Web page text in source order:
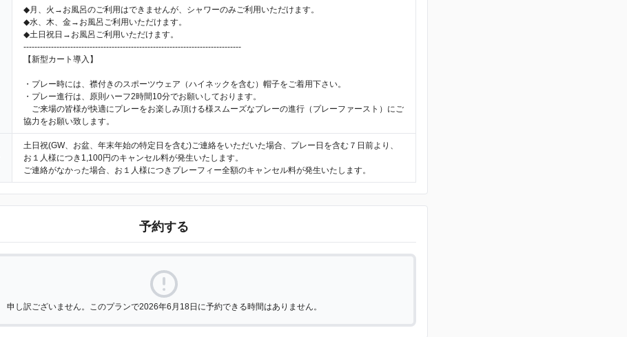
◆月、火→お風呂のご利用はできませんが、シャワーのみご利用いただけます。
◆水、木、金→お風呂ご利用いただけます。
◆土日祝日→お風呂ご利用いただけます。
-------------------------------------------------------------------------------
【新型カート導入】
・プレー時には、襟付きのスポーツウェア（ハイネックを含む）帽子をご着用下さい。
・プレー進行は、原則ハーフ2時間10分でお願いしております。
ご来場の皆様が快適にプレーをお楽しみ頂ける様スムーズなプレーの進行（プレーファースト）にご
協力をお願い致します。
土日祝(GW、お盆、年末年始の特定日を含む)ご連絡をいただいた場合、プレー日を含む７日前より、
お１人様につき1,100円のキャンセル料が発生いたします。
ご連絡がなかった場合、お１人様につきプレーフィー全額のキャンセル料が発生いたします。
予約する
申し訳ございません。このプランで2026年6月18日に予約できる時間はありません。